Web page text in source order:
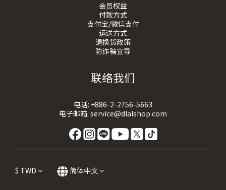
会员权益
付款方式
支付宝/微信支付
运送方式
退换货政策
防诈骗宣导
联络我们
电话: +886-2-2756-5663
电子邮箱: service@dlalshop.com
$ TWD 简体中文